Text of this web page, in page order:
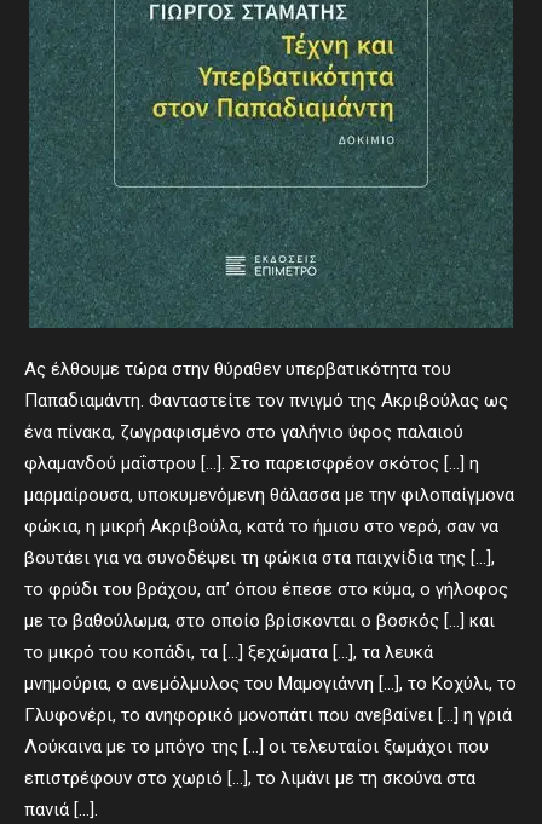
Ας έλθουμε τώρα στην θύραθεν υπερβατικότητα του
Παπαδιαμάντη. Φανταστείτε τον πνιγμό της Ακριβούλας ως
ένα πίνακα, ζωγραφισμένο στο γαλήνιο ύφος παλαιού
φλαμανδού μαΐστρου […]. Στο παρεισφρέον σκότος […] η
μαρμαίρουσα, υποκυμενόμενη θάλασσα με την φιλοπαίγμονα
φώκια, η μικρή Ακριβούλα, κατά το ήμισυ στο νερό, σαν να
βουτάει για να συνοδέψει τη φώκια στα παιχνίδια της […],
το φρύδι του βράχου, απ’ όπου έπεσε στο κύμα, ο γήλοφος
με το βαθούλωμα, στο οποίο βρίσκονται ο βοσκός […] και
το μικρό του κοπάδι, τα […] ξεχώματα […], τα λευκά
μνημούρια, ο ανεμόλμυλος του Μαμογιάννη […], το Κοχύλι, το
Γλυφονέρι, το ανηφορικό μονοπάτι που ανεβαίνει […] η γριά
Λούκαινα με το μπόγο της […] οι τελευταίοι ξωμάχοι που
επιστρέφουν στο χωριό […], το λιμάνι με τη σκούνα στα
πανιά […].